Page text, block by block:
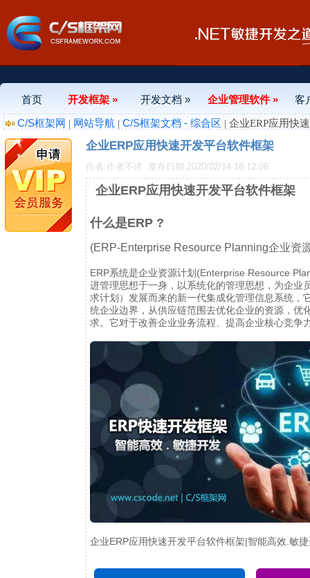
首页 开发框架 » 开发文档 » 企业管理软件 »
客
C/S框架网 | 网站导航 | C/S框架文档 - 综合区 | 企业ERP应用快
企业ERP应用快速开发平台软件框架
作者:作者不详 发布日期:2020/02/14 18:12:06
企业ERP应用快速开发平台软件框架
什么是ERP ?
(ERP-Enterprise Resource Planning企业资
ERP系统是企业资源计划(Enterprise Resource
进管理思想于一身，以系统化的管理思想，为企业
求计划）发展而来的新一代集成化管理信息系统，
统企业边界，从供应链范围去优化企业的资源，优
求。它对于改善企业业务流程、提高企业核心竞争
企业ERP应用快速开发平台软件框架|智能高效.敏